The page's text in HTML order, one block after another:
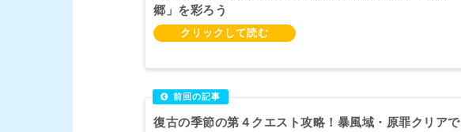
郷」を彩ろう
復古の季節の第４クエスト攻略！暴風域・原罪クリアで